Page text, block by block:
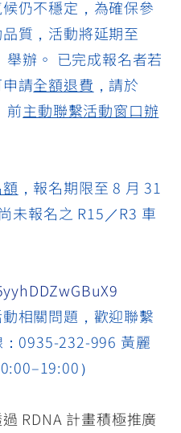
MT-
仍不穩定，為確保參
質，活動將延期至
辦。 已完成報名者若
請全額退費 ，請於
前主動聯繫活動窗口辦
，報名期限至 8 月 31
未報名之 R15／R3 車
相關問題，歡迎聯繫
0935-232-996 黃麗
）
RDNA 計畫積極推廣